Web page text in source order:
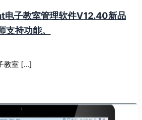
子教室管理软件V12.40新品
持功能。
教室 […]